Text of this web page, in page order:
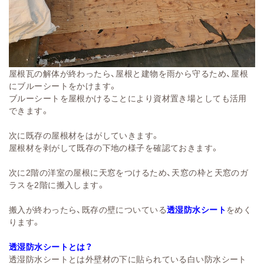
屋根瓦の解体が終わったら、屋根と建物を雨から守るため、屋根
にブルーシートをかけます。
ブルーシートを屋根かけることにより資材置き場としても活用
できます。
次に既存の屋根材をはがしていきます。
屋根材を剥がして既存の下地の様子を確認ておきます。
次に2階の洋室の屋根に天窓をつけるため、天窓の枠と天窓のガ
ラスを2階に搬入します。
搬入が終わったら、既存の壁についている透湿防水シートをめく
ります。
透湿防水シートとは？
透湿防水シートとは外壁材の下に貼られている白い防水シート